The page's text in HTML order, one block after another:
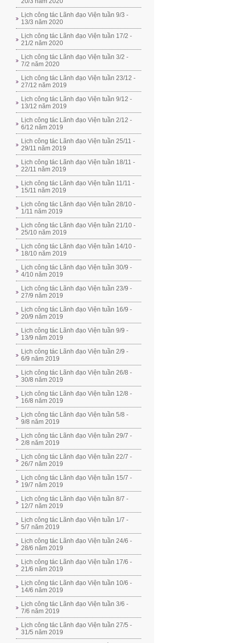
Lịch công tác Lãnh đạo Viện tuần 9/3 -
13/3 năm 2020
Lịch công tác Lãnh đạo Viện tuần 17/2 -
21/2 năm 2020
Lịch công tác Lãnh đạo Viện tuần 3/2 -
7/2 năm 2020
Lịch công tác Lãnh đạo Viện tuần 23/12 -
27/12 năm 2019
Lịch công tác Lãnh đạo Viện tuần 9/12 -
13/12 năm 2019
Lịch công tác Lãnh đạo Viện tuần 2/12 -
6/12 năm 2019
Lịch công tác Lãnh đạo Viện tuần 25/11 -
29/11 năm 2019
Lịch công tác Lãnh đạo Viện tuần 18/11 -
22/11 năm 2019
Lịch công tác Lãnh đạo Viện tuần 11/11 -
15/11 năm 2019
Lịch công tác Lãnh đạo Viện tuần 28/10 -
1/11 năm 2019
Lịch công tác Lãnh đạo Viện tuần 21/10 -
25/10 năm 2019
Lịch công tác Lãnh đạo Viện tuần 14/10 -
18/10 năm 2019
Lịch công tác Lãnh đạo Viện tuần 30/9 -
4/10 năm 2019
Lịch công tác Lãnh đạo Viện tuần 23/9 -
27/9 năm 2019
Lịch công tác Lãnh đạo Viện tuần 16/9 -
20/9 năm 2019
Lịch công tác Lãnh đạo Viện tuần 9/9 -
13/9 năm 2019
Lịch công tác Lãnh đạo Viện tuần 2/9 -
6/9 năm 2019
Lịch công tác Lãnh đạo Viện tuần 26/8 -
30/8 năm 2019
Lịch công tác Lãnh đạo Viện tuần 12/8 -
16/8 năm 2019
Lịch công tác Lãnh đạo Viện tuần 5/8 -
9/8 năm 2019
Lịch công tác Lãnh đạo Viện tuần 29/7 -
2/8 năm 2019
Lịch công tác Lãnh đạo Viện tuần 22/7 -
26/7 năm 2019
Lịch công tác Lãnh đạo Viện tuần 15/7 -
19/7 năm 2019
Lịch công tác Lãnh đạo Viện tuần 8/7 -
12/7 năm 2019
Lịch công tác Lãnh đạo Viện tuần 1/7 -
5/7 năm 2019
Lịch công tác Lãnh đạo Viện tuần 24/6 -
28/6 năm 2019
Lịch công tác Lãnh đạo Viện tuần 17/6 -
21/6 năm 2019
Lịch công tác Lãnh đạo Viện tuần 10/6 -
14/6 năm 2019
Lịch công tác Lãnh đạo Viện tuần 3/6 -
7/6 năm 2019
Lịch công tác Lãnh đạo Viện tuần 27/5 -
31/5 năm 2019